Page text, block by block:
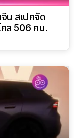
น สเปกจัด
กล 506 กม.